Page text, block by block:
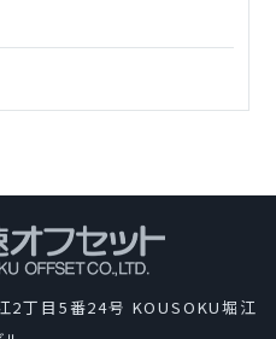
丁目5番24号 KOUSOKU堀江